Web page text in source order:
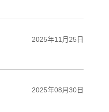
2025年11月25日
2025年08月30日